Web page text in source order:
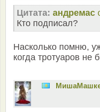
Цитата: андремас
Кто подписал?
Насколько помню,
когда тротуаров не